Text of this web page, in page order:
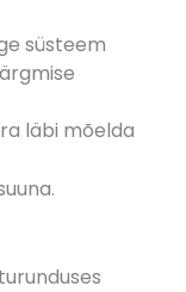
süsteem
läbi mõelda